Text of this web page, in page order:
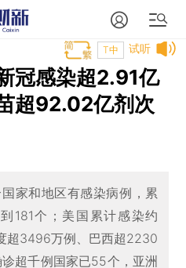
试听
T中
冠感染超2.91亿
超92.02亿剂次
家和地区有感染病例，累
181个；美国累计感染约
超3496万例、巴西超2230
超千例国家已55个，亚洲